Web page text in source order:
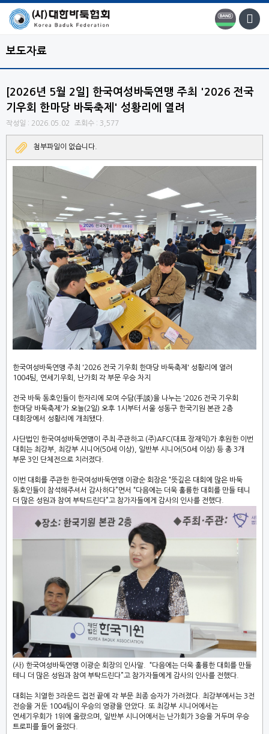
보도자료
[2026년 5월 2일] 한국여성바둑연맹 주최 '2026 전국
기우회 한마당 바둑축제' 성황리에 열려
작성일 : 2026.05.02 조회수 : 3,577
첨부파일이 없습니다.
한국여성바둑연맹 주최 '2026 전국 기우회 한마당 바둑축제' 성황리에 열려
1004팀, 연세기우회, 난가회 각 부문 우승 차지
전국 바둑 동호인들이 한자리에 모여 수담(手談)을 나누는 '2026 전국 기우회
한마당 바둑축제'가 오늘(2일) 오후 1시부터 서울 성동구 한국기원 본관 2층
대회장에서 성황리에 개최됐다.
사단법인 한국여성바둑연맹이 주최·주관하고 (주)AFC(대표 장재익)가 후원한 이번
대회는 최강부, 최강부 시니어(50세 이상), 일반부 시니어(50세 이상) 등 총 3개
부문 3인 단체전으로 치러졌다.
이번 대회를 주관한 한국여성바둑연맹 이광순 회장은 “뜻깊은 대회에 많은 바둑
동호인들이 참석해주셔서 감사하다”면서 “다음에는 더욱 훌륭한 대회를 만들 테니
더 많은 성원과 참여 부탁드린다”고 참가자들에게 감사의 인사를 전했다.
(사) 한국여성바둑연맹 이광순 회장의 인사말. “다음에는 더욱 훌륭한 대회를 만들
테니 더 많은 성원과 참여 부탁드린다”고 참가자들에게 감사의 인사를 전했다.
대회는 치열한 3라운드 접전 끝에 각 부문 최종 승자가 가려졌다. 최강부에서는 3전
전승을 거둔 1004팀이 우승의 영광을 안았다. 또 최강부 시니어에서는
연세기우회가 1위에 올랐으며, 일반부 시니어에서는 난가회가 3승을 거두며 우승
트로피를 들어 올렸다.